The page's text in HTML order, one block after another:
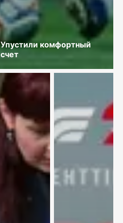
Упустили комфортный
счет